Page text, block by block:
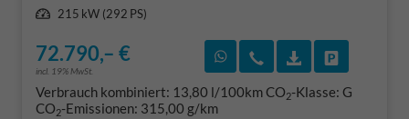
Leistung
215 kW (292 PS)
72.790,– €
incl. 19% MwSt.
Rückruf vereinbaren
Wir rufen Sie an
Verbrauch kombiniert: 13,80 l/100kmCO2-Klasse: G
CO2-Emissionen: 315,00 g/km